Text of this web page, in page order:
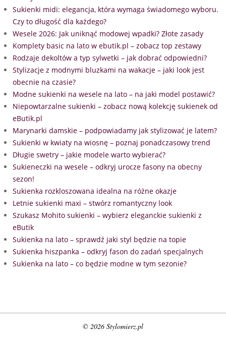
Sukienki midi: elegancja, która wymaga świadomego wyboru.
Czy to długość dla każdego?
Wesele 2026: Jak uniknąć modowej wpadki? Złote zasady
Komplety basic na lato w ebutik.pl – zobacz top zestawy
Rodzaje dekoltów a typ sylwetki – jak dobrać odpowiedni?
Stylizacje z modnymi bluzkami na wakacje – jaki look jest
obecnie na czasie?
Modne sukienki na wesele na lato – na jaki model postawić?
Niepowtarzalne sukienki – zobacz nową kolekcję sukienek od
eButik.pl
Marynarki damskie – podpowiadamy jak stylizować je latem?
Sukienki w kwiaty na wiosnę – poznaj ponadczasowy trend
Długie swetry – jakie modele warto wybierać?
Sukieneczki na wesele – odkryj urocze fasony na obecny
sezon!
Sukienka rozkloszowana idealna na różne okazje
Letnie sukienki maxi – stwórz romantyczny look
Szukasz Mohito sukienki – wybierz eleganckie sukienki z
eButik
Sukienka na lato – sprawdź jaki styl będzie na topie
Sukienka hiszpanka – odkryj fason do zadań specjalnych
Sukienka na lato – co będzie modne w tym sezonie?
© 2026 Stylomierz.pl